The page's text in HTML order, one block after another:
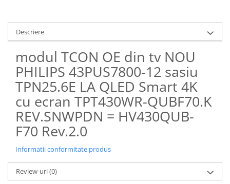
Descriere
modul TCON OE din tv NOU
PHILIPS 43PUS7800-12 sasiu
TPN25.6E LA QLED Smart 4K
cu ecran TPT430WR-QUBF70.K
REV.SNWPDN = HV430QUB-
F70 Rev.2.0
Informatii conformitate produs
Review-uri(0)